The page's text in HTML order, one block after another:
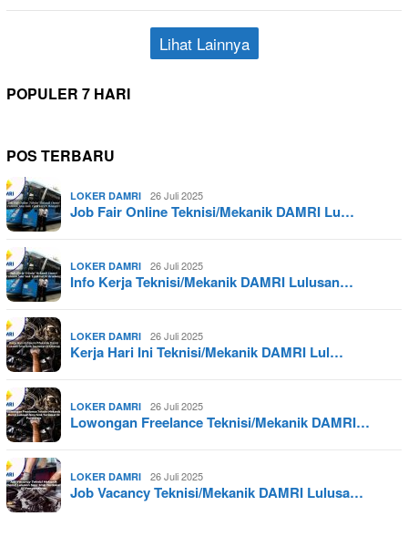
Lihat Lainnya
POPULER 7 HARI
POS TERBARU
LOKER DAMRI 26 Juli 2025
Job Fair Online Teknisi/Mekanik DAMRI Lu…
LOKER DAMRI 26 Juli 2025
Info Kerja Teknisi/Mekanik DAMRI Lulusan…
LOKER DAMRI 26 Juli 2025
Kerja Hari Ini Teknisi/Mekanik DAMRI Lul…
LOKER DAMRI 26 Juli 2025
Lowongan Freelance Teknisi/Mekanik DAMRI…
LOKER DAMRI 26 Juli 2025
Job Vacancy Teknisi/Mekanik DAMRI Lulusa…